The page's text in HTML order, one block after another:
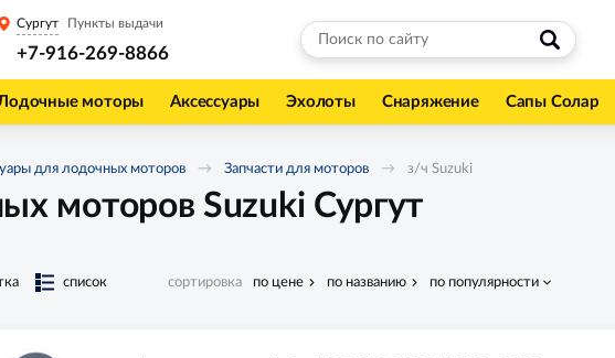
Сургут Пункты выдачи
+7-916-269-8866
моторы Аксессуары Эхолоты Снаряжение Сапы Солар
для лодочных моторов Запчасти для моторов з/ч Suzuki
моторов Suzuki Сургут
список сортировка по цене по названию по популярности